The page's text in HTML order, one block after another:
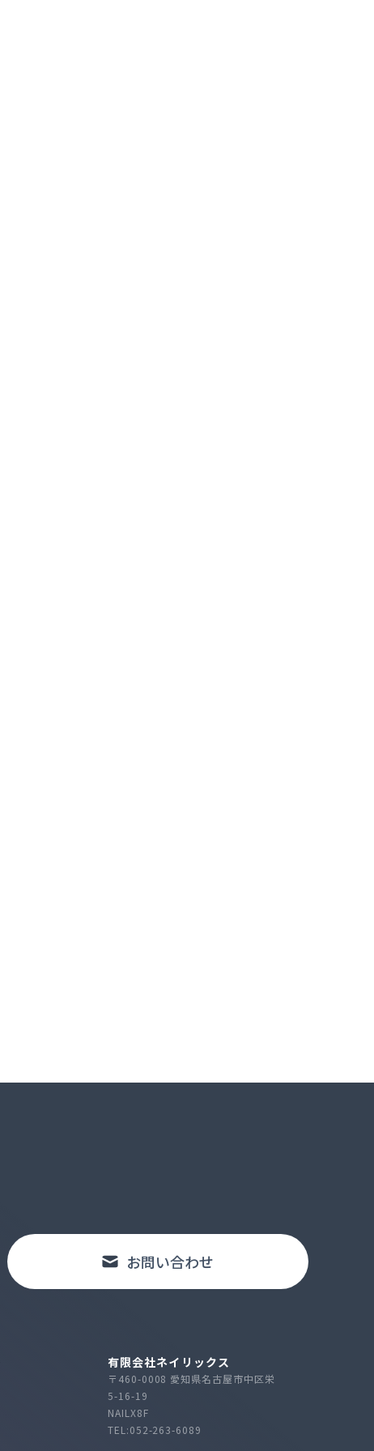
お問い合わせ
有限会社ネイリックス
〒460-0008 愛知県名古屋市中区栄
5-16-19
NAILX8F
TEL:052-263-6089